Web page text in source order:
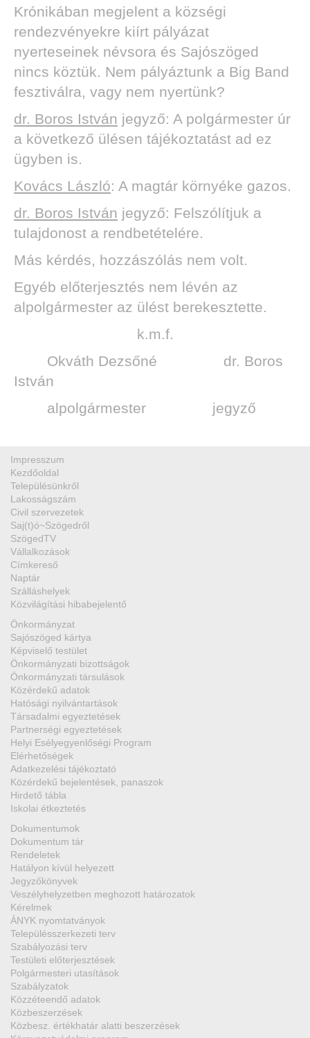
Krónikában megjelent a községi
rendezvényekre kiírt pályázat
nyerteseinek névsora és Sajószöged
nincs köztük. Nem pályáztunk a Big Band
fesztiválra, vagy nem nyertünk?
dr. Boros István jegyző: A polgármester úr
a következő ülésen tájékoztatást ad ez
ügyben is.
Kovács László: A magtár környéke gazos.
dr. Boros István jegyző: Felszólítjuk a
tulajdonost a rendbetételére.
Más kérdés, hozzászólás nem volt.
Egyéb előterjesztés nem lévén az
alpolgármester az ülést berekesztette.
k.m.f.
Okváth Dezsőné dr. Boros
István
alpolgármester jegyző
Impresszum
Kezdőoldal
Településünkről
Lakosságszám
Civil szervezetek
Saj(t)ó~Szögedről
SzögedTV
Vállalkozások
Címkereső
Naptár
Szálláshelyek
Közvilágítási hibabejelentő
Önkormányzat
Sajószöged kártya
Képviselő testület
Önkormányzati bizottságok
Önkormányzati társulások
Közérdekű adatok
Hatósági nyilvántartások
Társadalmi egyeztetések
Partnerségi egyeztetések
Helyi Esélyegyenlőségi Program
Elérhetőségek
Adatkezelési tájékoztató
Közérdekű bejelentések, panaszok
Hirdető tábla
Iskolai étkeztetés
Dokumentumok
Dokumentum tár
Rendeletek
Hatályon kívül helyezett
Jegyzőkönyvek
Veszélyhelyzetben meghozott határozatok
Kérelmek
ÁNYK nyomtatványok
Településszerkezeti terv
Szabályozási terv
Testületi előterjesztések
Polgármesteri utasítások
Szabályzatok
Közzéteendő adatok
Közbeszerzések
Közbesz. értékhatár alatti beszerzések